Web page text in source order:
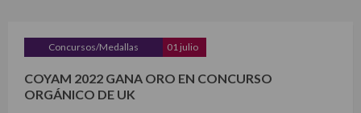
Concursos/Medallas 01 julio
COYAM 2022 GANA ORO EN CONCURSO
ORGÁNICO DE UK